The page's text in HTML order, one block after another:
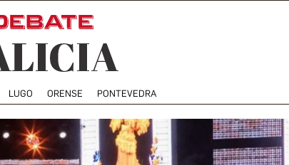
LUGO ORENSE PONTEVEDRA